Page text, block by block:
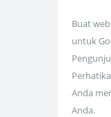
Buat
untuk
Anda
Anda.